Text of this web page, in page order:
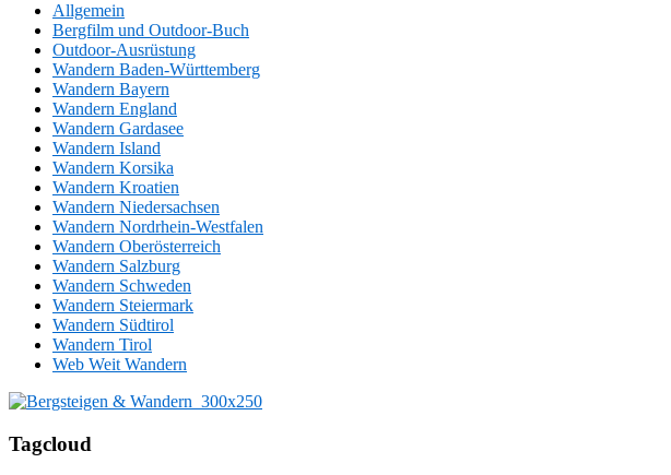
Allgemein
Bergfilm und Outdoor-Buch
Outdoor-Ausrüstung
Wandern Baden-Württemberg
Wandern Bayern
Wandern England
Wandern Gardasee
Wandern Island
Wandern Korsika
Wandern Kroatien
Wandern Niedersachsen
Wandern Nordrhein-Westfalen
Wandern Oberösterreich
Wandern Salzburg
Wandern Schweden
Wandern Steiermark
Wandern Südtirol
Wandern Tirol
Web Weit Wandern
Tagcloud